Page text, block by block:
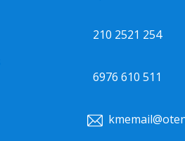
210 2521 254
6976 610 511